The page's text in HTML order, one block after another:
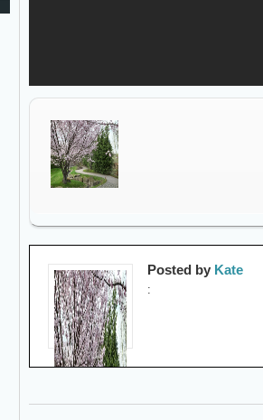
Posted by Kate
: